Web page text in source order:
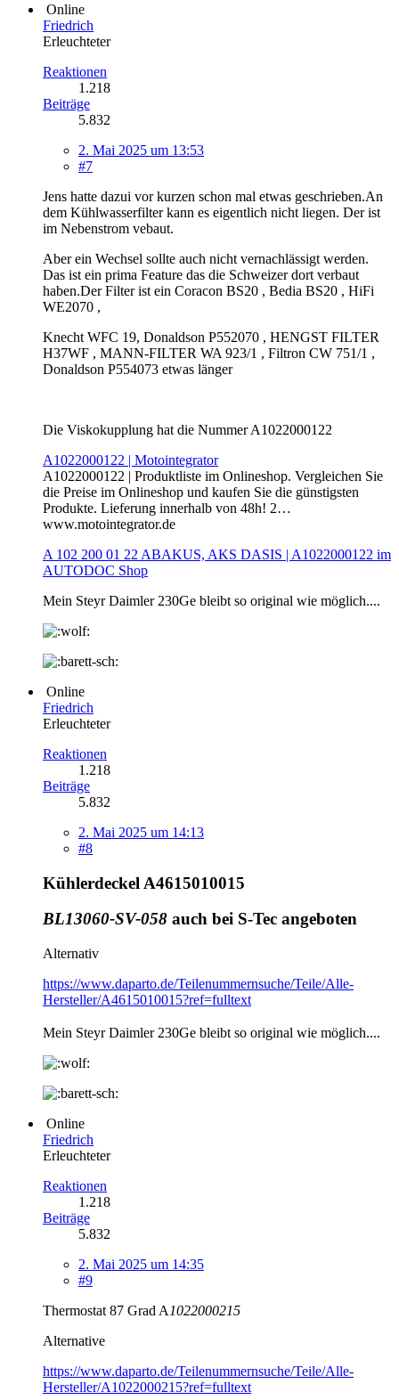
Online
Friedrich
Erleuchteter
Reaktionen
1.218
Beiträge
5.832
2. Mai 2025 um 13:53
#7
Jens hatte dazui vor kurzen schon mal etwas geschrieben.An
dem Kühlwasserfilter kann es eigentlich nicht liegen. Der ist
im Nebenstrom vebaut.
Aber ein Wechsel sollte auch nicht vernachlässigt werden.
Das ist ein prima Feature das die Schweizer dort verbaut
haben.Der Filter ist ein Coracon BS20 , Bedia BS20 , HiFi
WE2070 ,
Knecht WFC 19, Donaldson P552070 , HENGST FILTER
H37WF , MANN-FILTER WA 923/1 , Filtron CW 751/1 ,
Donaldson P554073 etwas länger
Die Viskokupplung hat die Nummer A1022000122
A1022000122 | Motointegrator
A1022000122 | Produktliste im Onlineshop. Vergleichen Sie
die Preise im Onlineshop und kaufen Sie die günstigsten
Produkte. Lieferung innerhalb von 48h! 2…
www.motointegrator.de
A 102 200 01 22 ABAKUS, AKS DASIS | A1022000122 im
AUTODOC Shop
Mein Steyr Daimler 230Ge bleibt so original wie möglich....
Online
Friedrich
Erleuchteter
Reaktionen
1.218
Beiträge
5.832
2. Mai 2025 um 14:13
#8
Kühlerdeckel A4615010015
BL13060-SV-058 auch bei S-Tec angeboten
Alternativ
https://www.daparto.de/Teilenummernsuche/Teile/Alle-
Hersteller/A4615010015?ref=fulltext
Mein Steyr Daimler 230Ge bleibt so original wie möglich....
Online
Friedrich
Erleuchteter
Reaktionen
1.218
Beiträge
5.832
2. Mai 2025 um 14:35
#9
Thermostat 87 Grad A 1022000215
Alternative
https://www.daparto.de/Teilenummernsuche/Teile/Alle-
Hersteller/A1022000215?ref=fulltext